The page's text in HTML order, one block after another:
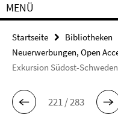
MENÜ
Startseite Bibliotheken
Neuerwerbungen, Open
Exkursion Südost-Schweden
221 / 283